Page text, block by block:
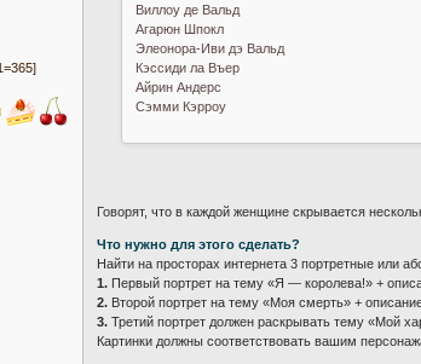
Виллоу де Вальд
Агарюн Шпокл
Элеонора-Иви дэ Вальд
Кэссиди ла Въер
Айрин Андерс
Сэмми Кэрроу
Говорят, что в каждой женщине скрывается
Что нужно для этого сделать?
Найти на просторах интернета 3 портретные или
1. Первый портрет на тему «Я — королева!» +
2. Второй портрет на тему «Моя смерть» +
3. Третий портрет должен раскрывать тему «Мой
Картинки должны соответствовать вашим